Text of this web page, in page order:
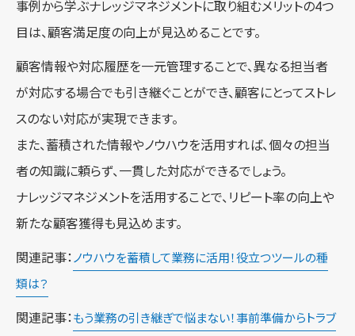
事例から学ぶナレッジマネジメントに取り組むメリットの4つ
目は、顧客満足度の向上が見込めることです。
顧客情報や対応履歴を一元管理することで、異なる担当者
が対応する場合でも引き継ぐことができ、顧客にとってストレ
スのない対応が実現できます。
また、蓄積された情報やノウハウを活用すれば、個々の担当
者の知識に頼らず、一貫した対応ができるでしょう。
ナレッジマネジメントを活用することで、リピート率の向上や
新たな顧客獲得も見込めます。
関連記事： ノウハウを蓄積して業務に活用！役立つツールの種
類は？
関連記事： もう業務の引き継ぎで悩まない！事前準備からトラブ